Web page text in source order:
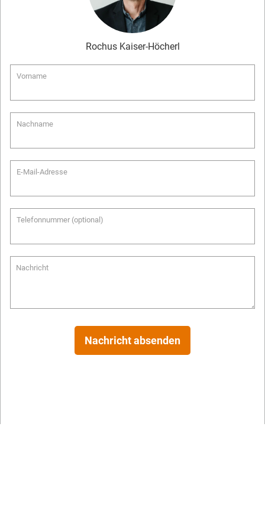
Rochus Kaiser-Höcherl
Vorname
Nachname
E-Mail-Adresse
Telefonnummer (optional)
Nachricht
Nachricht absenden